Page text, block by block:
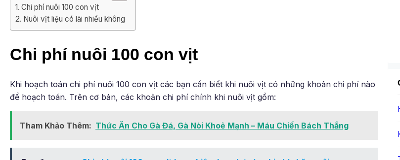
Chi phí nuôi 100 con vịt
Nuôi vịt liệu có lãi nhiều không
Chi phí nuôi 100 con vịt
Khi hoạch toán chi phí nuôi 100 con vịt các bạn cần biết khi nuôi vịt có những khoản chi phí nào
để hoạch toán. Trên cơ bản, các khoản chi phí chính khi nuôi vịt gồm:
Tham Khảo Thêm: Thức Ăn Cho Gà Đá, Gà Nòi Khoẻ Mạnh – Máu Chiến Bách Thắng